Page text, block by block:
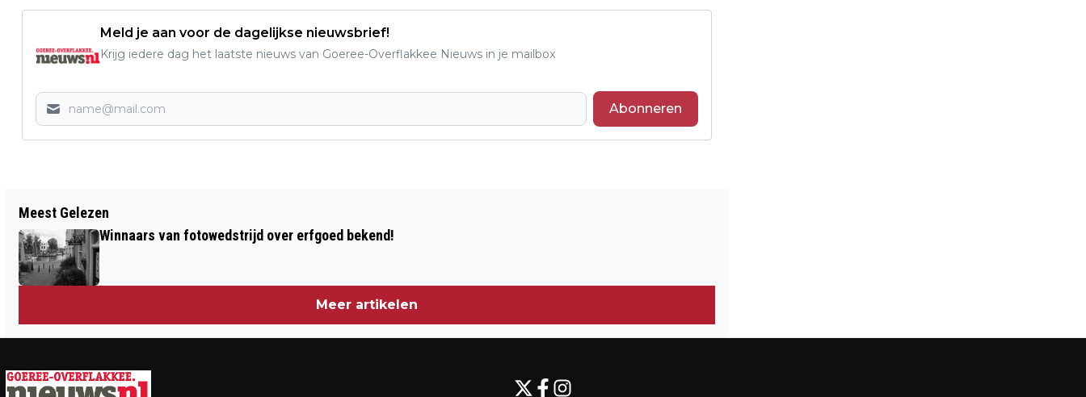
Meld je aan voor de dagelijkse nieuwsbrief!
Krijg iedere dag het laatste nieuws van Goeree-Overflakkee Nieuws in je mailbox
Abonneren
GELIJKSPEL VOOR VOETBALCLUB DBGC
IN THOLEN
BRILJANT GETROUWD
Meest Gelezen
Winnaars van fotowedstrijd over erfgoed bekend!
Meer artikelen